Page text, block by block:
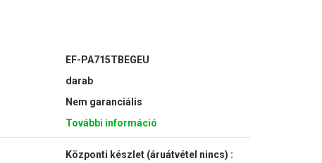
EF-PA715TBEGEU
darab
Nem garanciális
További információ
Központi készlet (áruátvétel nincs) :